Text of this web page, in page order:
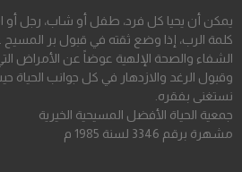
يمكن أن يحيا كل فرد، طفل أو شاب، رجل أو
كلمة الرب، إذا وضع ثقته في قبول بر
الشفاء والصحة الإلهية عوضاً عن الأمراض
وقبول الرغد والازدهار في كل جوانب الحياة
نستغنى بفقره.
جمعية الحياة الأفضل المسيحية الخيرية
مشهرة برقم 3346 لسنة 1985 م